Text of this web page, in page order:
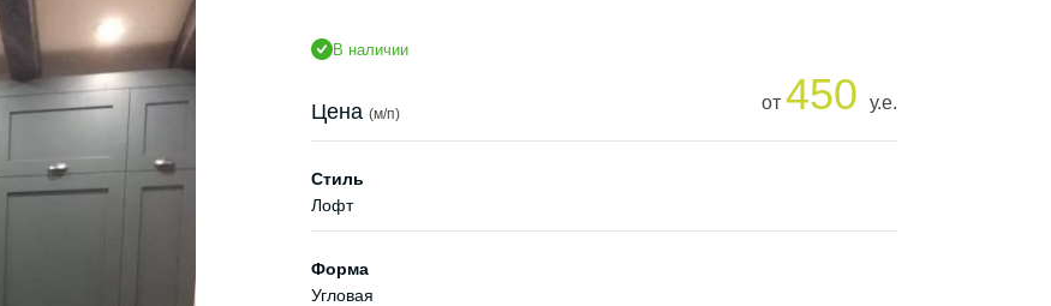
В наличии
Цена (м/п)
от 450 у.е.
Стиль
Лофт
Форма
Угловая